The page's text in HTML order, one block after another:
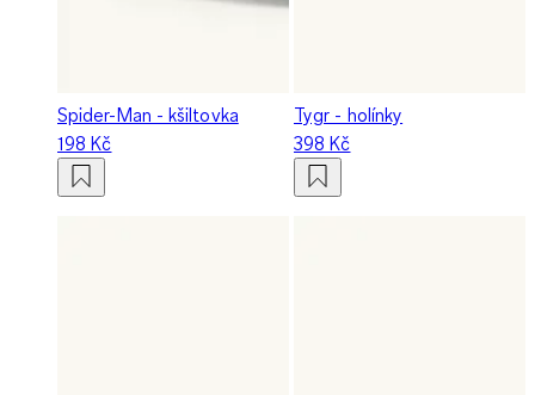
Spider-Man - kšiltovka
198 Kč
Tygr - holínky
398 Kč